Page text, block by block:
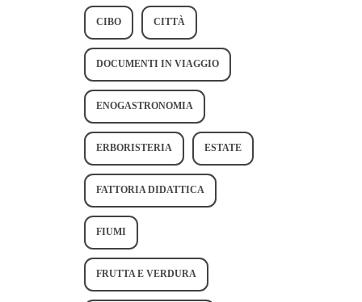
CIBO CITTÀ
DOCUMENTI IN VIAGGIO
ENOGASTRONOMIA
ERBORISTERIA ESTATE
FATTORIA DIDATTICA
FIUMI
FRUTTA E VERDURA